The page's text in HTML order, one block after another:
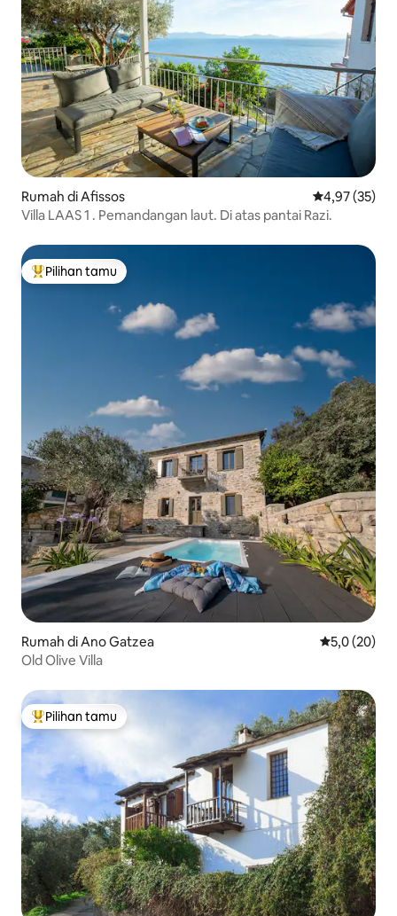
Rumah di Afissos Nilai rata-rata
4,97 (35)
Villa LAAS 1 . Pemandangan laut. Di atas pantai Razi.
Pilihan tamu terpopuler
Pilihan tamu
Rumah di Ano Gatzea Nilai rata-
5,0 (20)
Old Olive Villa
Pilihan tamu terpopuler
Pilihan tamu